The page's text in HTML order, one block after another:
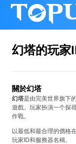
幻塔的玩家
關於幻塔
幻塔是由完美世界旗下
遊戲。玩家扮演一个探
作戰。
以最低和最合理的價格
玩家ID和服務器名稱。